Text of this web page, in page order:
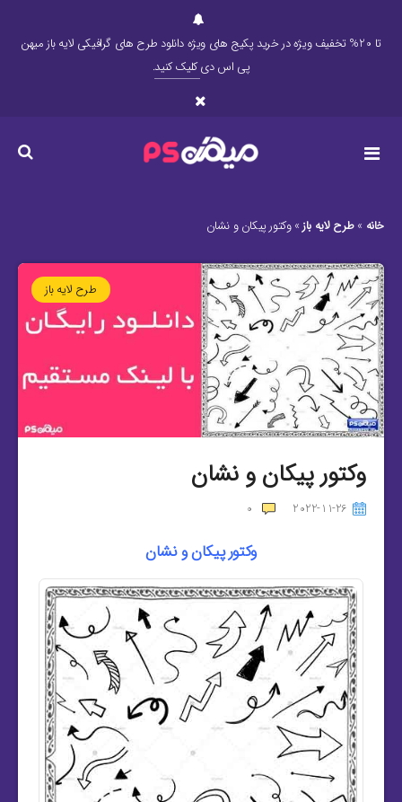
تا 20% تخفیف ویژه در خرید پکیج های ویژه دانلود طرح های گرافیکی لایه باز میهن
پی اس دیکلیک کنید.
خانه »طرح لایه باز»وکتور پیکان و نشان
طرح لایه باز
وکتور پیکان و نشان
2022-11-26
0
وکتور پیکان و نشان